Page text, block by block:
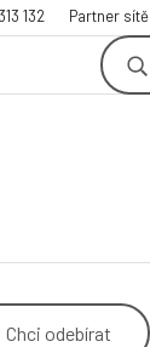
132 Partner sítě
Chci odebírat